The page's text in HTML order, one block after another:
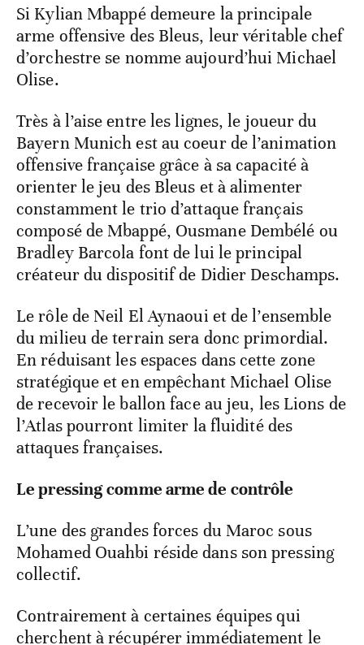
Si Kylian Mbappé demeure la principale
arme offensive des Bleus, leur véritable chef
d’orchestre se nomme aujourd’hui Michael
Olise.
Très à l’aise entre les lignes, le joueur du
Bayern Munich est au coeur de l’animation
offensive française grâce à sa capacité à
orienter le jeu des Bleus et à alimenter
constamment le trio d’attaque français
composé de Mbappé, Ousmane Dembélé ou
Bradley Barcola font de lui le principal
créateur du dispositif de Didier Deschamps.
Le rôle de Neil El Aynaoui et de l’ensemble
du milieu de terrain sera donc primordial.
En réduisant les espaces dans cette zone
stratégique et en empêchant Michael Olise
de recevoir le ballon face au jeu, les Lions de
l’Atlas pourront limiter la fluidité des
attaques françaises.
Le pressing comme arme de contrôle
L’une des grandes forces du Maroc sous
Mohamed Ouahbi réside dans son pressing
collectif.
Contrairement à certaines équipes qui
cherchent à récupérer immédiatement le